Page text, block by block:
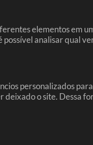
elementos em
analisar qual
personalizados
o site. Dessa